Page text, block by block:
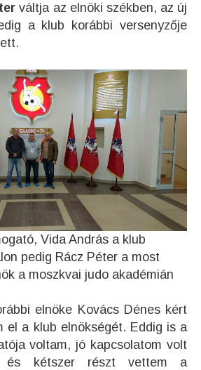
váltja az elnöki székben, az új
a klub korábbi versenyzője
lett.
Vida András a klub
pedig Rácz Péter a most
a moszkvai judo akadémián
elnöke Kovács Dénes kért
el a klub elnökségét. Eddig is a
voltam, jó kapcsolatom volt
és kétszer részt vettem a